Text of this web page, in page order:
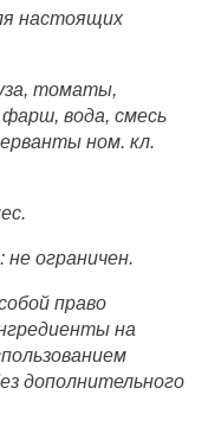
настоящих
томаты,
вода, смесь
ном. кл.
ограничен.
право
на
дополнительного